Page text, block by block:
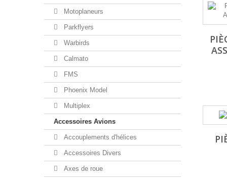
Motoplaneurs
Parkflyers
Warbirds
Calmato
FMS
Phoenix Model
Multiplex
Accessoires Avions
Accouplements d'hélices
Accessoires Divers
Axes de roue